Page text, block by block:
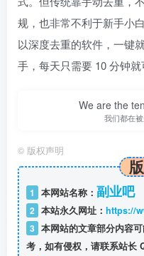
规，也非常不利于新手小
以深度去重的软件，一键
手，每天只需要 10 分钟就
We are the
我们都在
© 版权声明
1 本网站名称： 副业吧
2 本站永久网址： https://
3 本网站的文章部分内容
考，如有侵权，请联系站长